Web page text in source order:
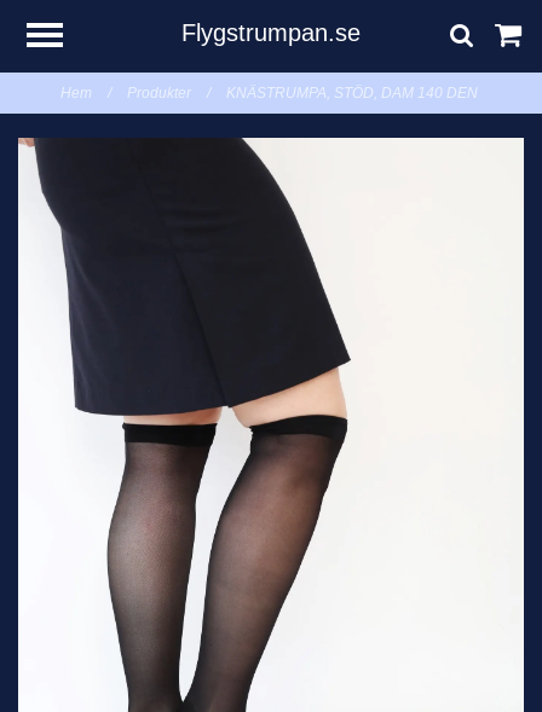
Flygstrumpan.se
Hem / Produkter / KNÄSTRUMPA, STÖD, DAM 140 DEN